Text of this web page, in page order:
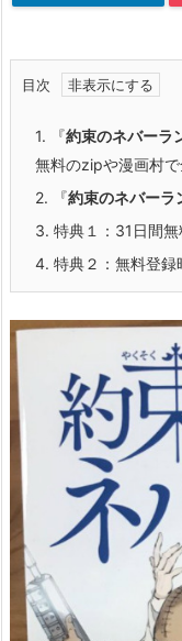
目次
1. 『約束のネバーラ
無料のzipや漫画村
2. 『約束のネバーラ
3. 特典１：31日間無
4. 特典２：無料登